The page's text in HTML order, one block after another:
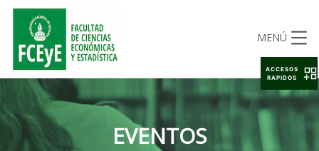
MENÚ
EVENTOS
ACCESOS
RAPIDOS